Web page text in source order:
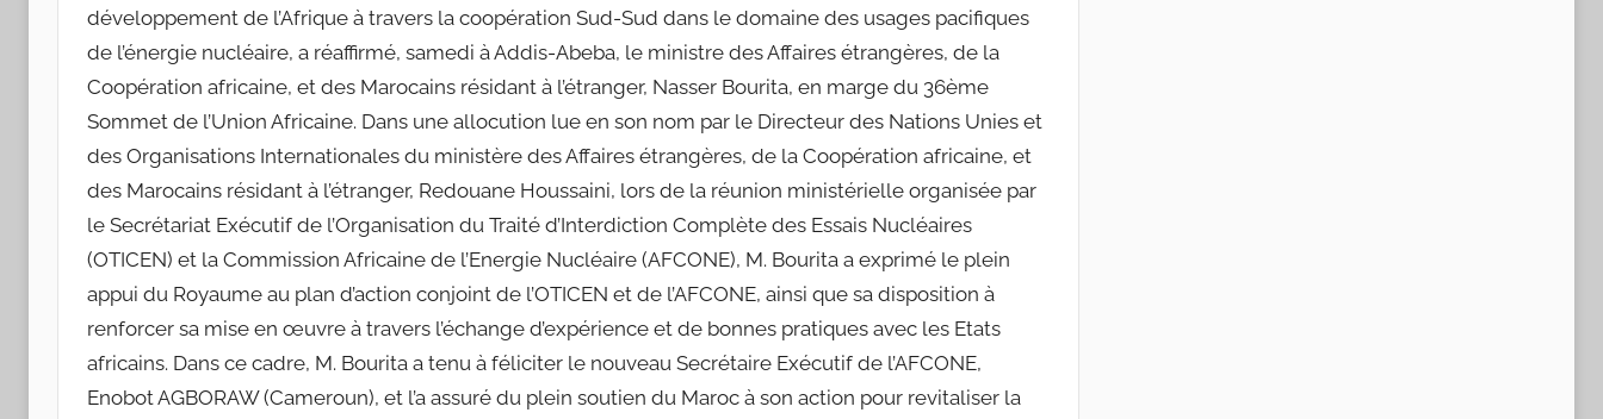
développement de l’Afrique à travers la coopération Sud-Sud dans le domaine des usages pacifiques
de l’énergie nucléaire, a réaffirmé, samedi à Addis-Abeba, le ministre des Affaires étrangères, de la
Coopération africaine, et des Marocains résidant à l’étranger, Nasser Bourita, en marge du 36ème
Sommet de l’Union Africaine. Dans une allocution lue en son nom par le Directeur des Nations Unies et
des Organisations Internationales du ministère des Affaires étrangères, de la Coopération africaine, et
des Marocains résidant à l’étranger, Redouane Houssaini, lors de la réunion ministérielle organisée par
le Secrétariat Exécutif de l’Organisation du Traité d’Interdiction Complète des Essais Nucléaires
(OTICEN) et la Commission Africaine de l’Energie Nucléaire (AFCONE), M. Bourita a exprimé le plein
appui du Royaume au plan d’action conjoint de l’OTICEN et de l’AFCONE, ainsi que sa disposition à
renforcer sa mise en œuvre à travers l’échange d’expérience et de bonnes pratiques avec les Etats
africains. Dans ce cadre, M. Bourita a tenu à féliciter le nouveau Secrétaire Exécutif de l’AFCONE,
Enobot AGBORAW (Cameroun), et l’a assuré du plein soutien du Maroc à son action pour revitaliser la